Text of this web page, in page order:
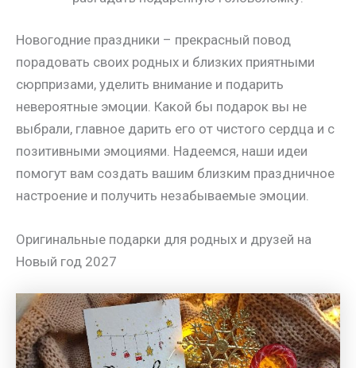
Новогодние праздники – прекрасный повод
порадовать своих родных и близких приятными
сюрпризами, уделить внимание и подарить
невероятные эмоции. Какой бы подарок вы не
выбрали, главное дарить его от чистого сердца и с
позитивными эмоциями. Надеемся, наши идеи
помогут вам создать вашим близким праздничное
настроение и получить незабываемые эмоции.
Оригинальные подарки для родных и друзей на
Новый год 2027